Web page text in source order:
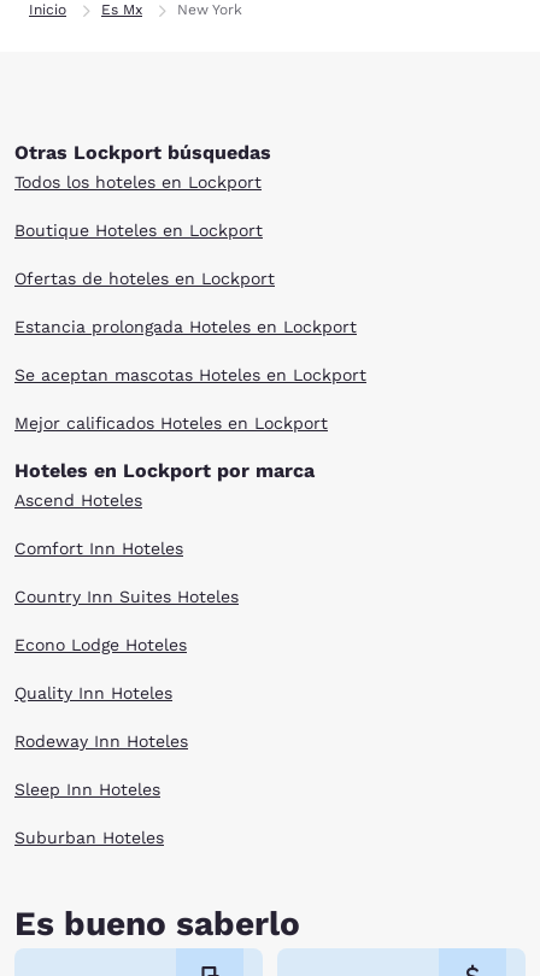
Inicio Es Mx New York
Otras Lockport búsquedas
Todos los hoteles en Lockport
Boutique Hoteles en Lockport
Ofertas de hoteles en Lockport
Estancia prolongada Hoteles en Lockport
Se aceptan mascotas Hoteles en Lockport
Mejor calificados Hoteles en Lockport
Hoteles en Lockport por marca
Ascend Hoteles
Comfort Inn Hoteles
Country Inn Suites Hoteles
Econo Lodge Hoteles
Quality Inn Hoteles
Rodeway Inn Hoteles
Sleep Inn Hoteles
Suburban Hoteles
Es bueno saberlo